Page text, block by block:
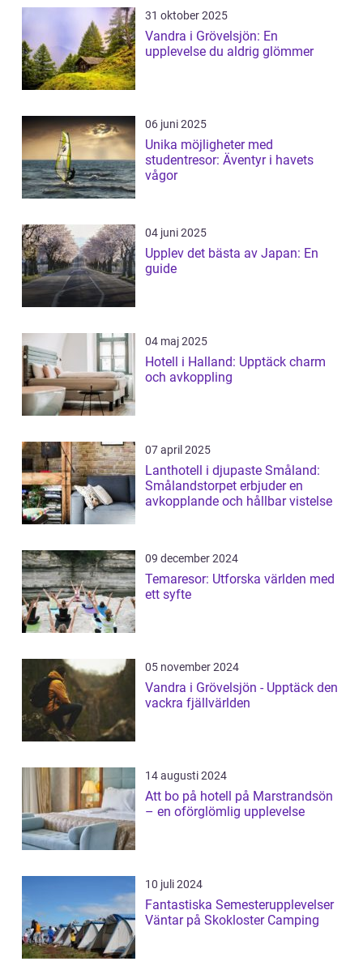
31 oktober 2025
Vandra i Grövelsjön: En
upplevelse du aldrig glömmer
06 juni 2025
Unika möjligheter med
studentresor: Äventyr i havets
vågor
04 juni 2025
Upplev det bästa av Japan: En
guide
04 maj 2025
Hotell i Halland: Upptäck charm
och avkoppling
07 april 2025
Lanthotell i djupaste Småland:
Smålandstorpet erbjuder en
avkopplande och hållbar vistelse
09 december 2024
Temaresor: Utforska världen med
ett syfte
05 november 2024
Vandra i Grövelsjön - Upptäck den
vackra fjällvärlden
14 augusti 2024
Att bo på hotell på Marstrandsön
– en oförglömlig upplevelse
10 juli 2024
Fantastiska Semesterupplevelser
Väntar på Skokloster Camping